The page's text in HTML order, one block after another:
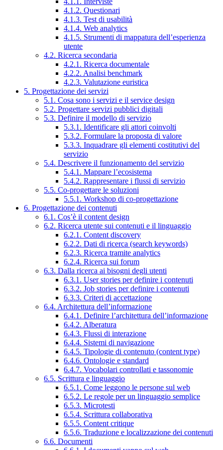
4.1.2. Questionari
4.1.3. Test di usabilità
4.1.4. Web analytics
4.1.5. Strumenti di mappatura dell’esperienza
utente
4.2. Ricerca secondaria
4.2.1. Ricerca documentale
4.2.2. Analisi benchmark
4.2.3. Valutazione euristica
5. Progettazione dei servizi
5.1. Cosa sono i servizi e il service design
5.2. Progettare servizi pubblici digitali
5.3. Definire il modello di servizio
5.3.1. Identificare gli attori coinvolti
5.3.2. Formulare la proposta di valore
5.3.3. Inquadrare gli elementi costitutivi del
servizio
5.4. Descrivere il funzionamento del servizio
5.4.1. Mappare l’ecosistema
5.4.2. Rappresentare i flussi di servizio
5.5. Co-progettare le soluzioni
5.5.1. Workshop di co-progettazione
6. Progettazione dei contenuti
6.1. Cos’è il content design
6.2. Ricerca utente sui contenuti e il linguaggio
6.2.1. Content discovery
6.2.2. Dati di ricerca (search keywords)
6.2.3. Ricerca tramite analytics
6.2.4. Ricerca sui forum
6.3. Dalla ricerca ai bisogni degli utenti
6.3.1. User stories per definire i contenuti
6.3.2. Job stories per definire i contenuti
6.3.3. Criteri di accettazione
6.4. Architettura dell’informazione
6.4.1. Definire l’architettura dell’informazione
6.4.2. Alberatura
6.4.3. Flussi di interazione
6.4.4. Sistemi di navigazione
6.4.5. Tipologie di contenuto (content type)
6.4.6. Ontologie e standard
6.4.7. Vocabolari controllati e tassonomie
6.5. Scrittura e linguaggio
6.5.1. Come leggono le persone sul web
6.5.2. Le regole per un linguaggio semplice
6.5.3. Microtesti
6.5.4. Scrittura collaborativa
6.5.5. Content critique
6.5.6. Traduzione e localizzazione dei contenuti
6.6. Documenti